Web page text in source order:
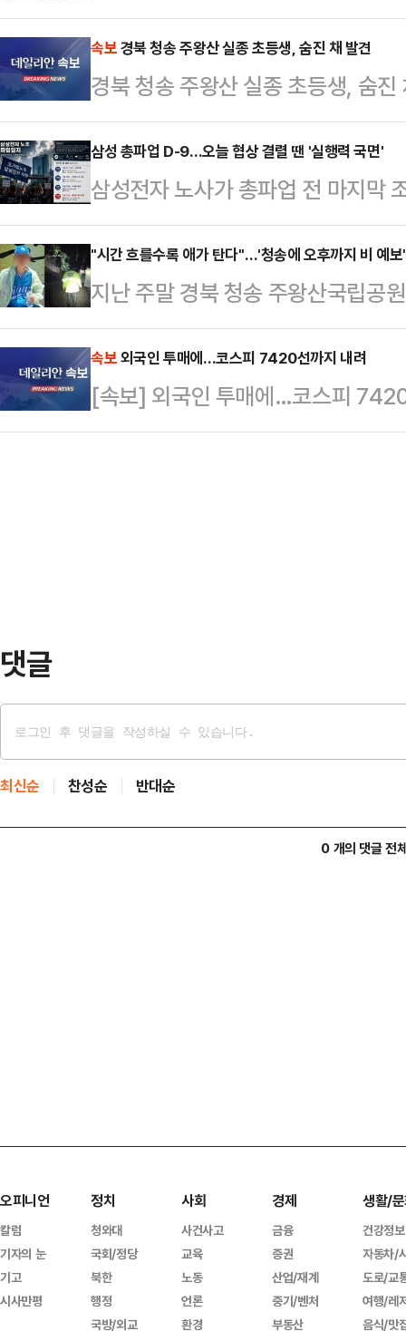
서는 여야가 오차범위 내 초박빙 접
과'가 대구에서만큼은 온전히 작동
이다. 정치권에서는 이른바 '샤이
동하고 있다는 분석을 내놨다
28~29일 무선 100% 전화면접 방
이 대통령 국정 긍정평가는 61%,
면 대구 민심도 이 대…
속보경북 청송 주왕산 실종 초등생, 숨진 채 발견
경북 청송 주왕산 실종 초등생, 숨진
삼성 총파업 D-9…오늘 협상 결렬 땐 '실행력 국면'
삼성전자 노사가 총파업 전 마지막
운 마라톤 협상에도 핵심 쟁점에서
실제 파업 참여율과 법원 판단, 노
변수로 떠오르고 있다는 분석이 나
이날 오전 정부세종청사 중앙노동
다. 전날 열린 1차 회의는 오전 10
이어졌지만 최종 합의에는 이르지
부분은 성과급…
"시간 흐를수록 애가 탄다"…'청송에 오후까지 비 예
지난 주말 경북 청송 주왕산국립공
당국이 사흘째 수색 작업을 벌이고
경찰과 소방은 헬기와 대규모 인력
방본부는 야간 수색에서 인력 80
원 12명)과 열화상 카메라가 장착
속보외국인 투매에…코스피 7420선까지 내려
[속보] 외국인 투매에…코스피
댓글
최신순 찬성순 반대순
0 개의 댓글 전
오피니언
칼럼
기자의 눈
기고
시사만평
정치
청와대
국회/정당
북한
행정
국방/외교
사회
사건사고
교육
노동
언론
환경
경제
금융
증권
산업/재계
중기/벤처
부동산
생활/
건강정보
자동차/
도로/교
여행/레
음식/맛